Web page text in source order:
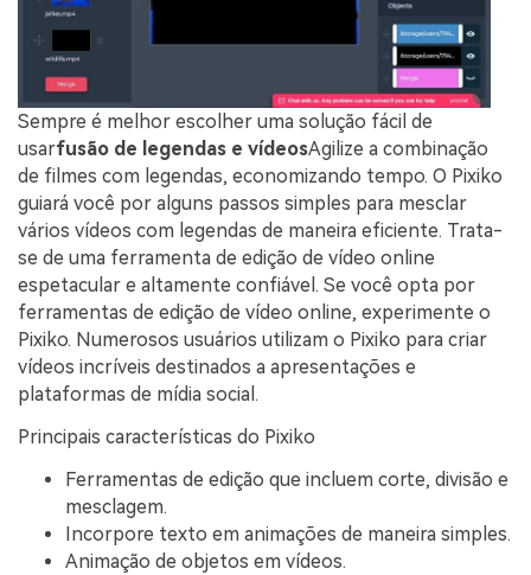
Sempre é melhor escolher uma solução fácil de
usarfusão de legendas e vídeosAgilize a combinação
de filmes com legendas, economizando tempo. O Pixiko
guiará você por alguns passos simples para mesclar
vários vídeos com legendas de maneira eficiente. Trata-
se de uma ferramenta de edição de vídeo online
espetacular e altamente confiável. Se você opta por
ferramentas de edição de vídeo online, experimente o
Pixiko. Numerosos usuários utilizam o Pixiko para criar
vídeos incríveis destinados a apresentações e
plataformas de mídia social.
Principais características do Pixiko
Ferramentas de edição que incluem corte, divisão e
mesclagem.
Incorpore texto em animações de maneira simples.
Animação de objetos em vídeos.